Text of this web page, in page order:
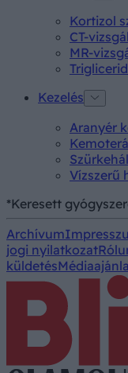
Kortizol
CT-
MR-
Kezelés
Aranyér
Vízszerű
*Keresett
Archívum
jogi nyilatkozat
küldetés